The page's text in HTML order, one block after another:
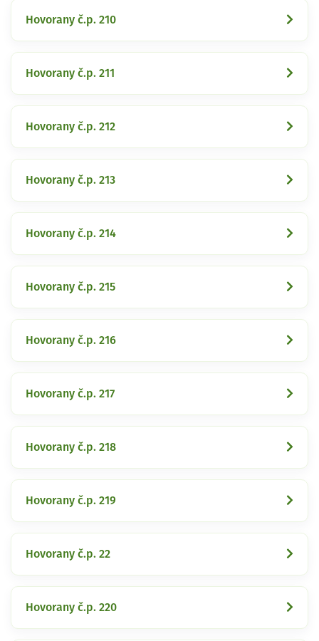
Hovorany č.p. 210
Hovorany č.p. 211
Hovorany č.p. 212
Hovorany č.p. 213
Hovorany č.p. 214
Hovorany č.p. 215
Hovorany č.p. 216
Hovorany č.p. 217
Hovorany č.p. 218
Hovorany č.p. 219
Hovorany č.p. 22
Hovorany č.p. 220